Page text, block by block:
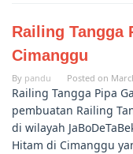
Railing Tangga
Cimanggu
By pandu Posted on
Railing Tangga Pipa
pembuatan Railing
di wilayah
Hitam di Cimanggu